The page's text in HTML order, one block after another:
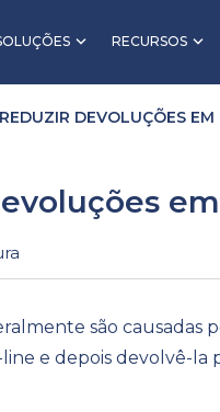
RECURSOS
DEVOLUÇÕES EM
são causadas
e depois devolvê-